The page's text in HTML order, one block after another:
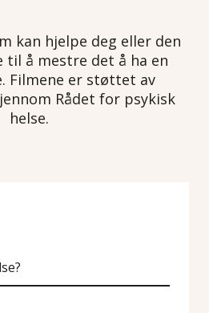
kan hjelpe deg eller den
til å mestre det å ha en
Filmene er støttet av
Rådet for psykisk
helse.